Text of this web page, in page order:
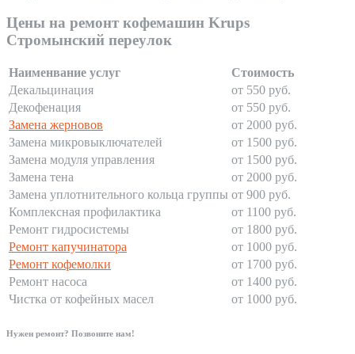
Цены на ремонт кофемашин Krups
Стромынский переулок
Наименвание услуг
Стоимость
Декальцинация
от 550 руб.
Декофенация
от 550 руб.
Замена жерновов
от 2000 руб.
Замена микровыключателей
от 1500 руб.
Замена модуля управления
от 1500 руб.
Замена тена
от 2000 руб.
Замена уплотнительного кольца группы от 900 руб.
Комплексная профилактика
от 1100 руб.
Ремонт гидросистемы
от 1800 руб.
Ремонт капучинатора
от 1000 руб.
Ремонт кофемолки
от 1700 руб.
Ремонт насоса
от 1400 руб.
Чистка от кофейных масел
от 1000 руб.
Нужен ремонт? Позвоните нам!